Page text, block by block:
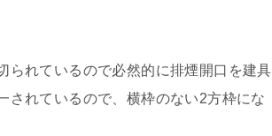
られているので必然的に排煙開口を建具
されているので、横枠のない2方枠にな